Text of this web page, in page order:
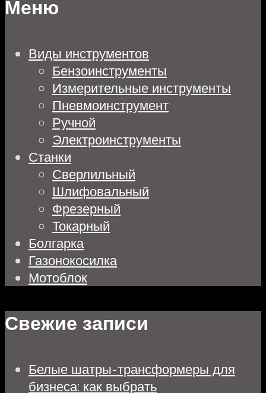
Меню
Виды инструментов
Бензоинструменты
Измерительные инструменты
Пневмоинструмент
Ручной
Электроинструменты
Станки
Сверлильный
Шлифовальный
Фрезерный
Токарный
Болгарка
Газонокосилка
Мотоблок
Свежие записи
Белые шатры-трансформеры для
бизнеса: как выбрать